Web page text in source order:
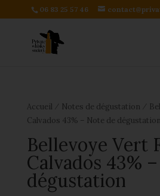
06 83 25 57 46
Accueil Notes de dégustation
Calvados 43% – Note de dégustation
Bellevoye Vert
Calvados 43%
dégustation